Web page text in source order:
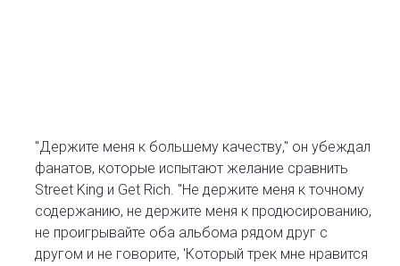
"Держите меня к большему качеству," он убеждал
фанатов, которые испытают желание сравнить
Street King и Get Rich. "Не держите меня к точному
содержанию, не держите меня к продюсированию,
не проигрывайте оба альбома рядом друг с
другом и не говорите, 'Который трек мне нравится